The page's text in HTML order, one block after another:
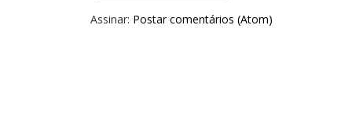
Assinar: Postar comentários (Atom)